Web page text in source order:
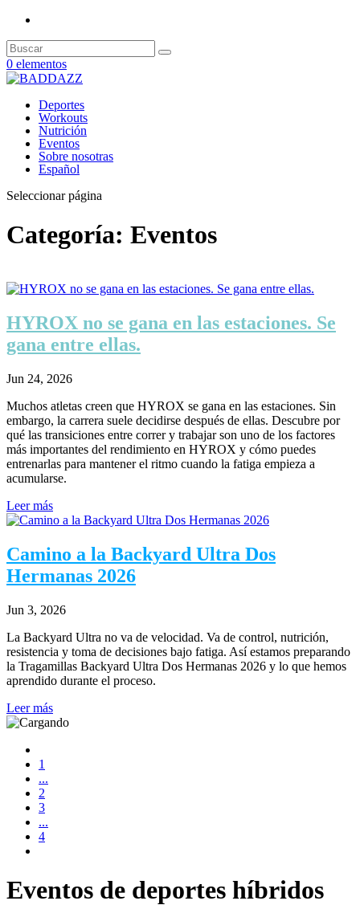
0 elementos
Deportes
Workouts
Nutrición
Eventos
Sobre nosotras
Español
Seleccionar página
Categoría: Eventos
HYROX no se gana en las estaciones. Se
gana entre ellas.
Jun 24, 2026
Muchos atletas creen que HYROX se gana en las estaciones. Sin
embargo, la carrera suele decidirse después de ellas. Descubre por
qué las transiciones entre correr y trabajar son uno de los factores
más importantes del rendimiento en HYROX y cómo puedes
entrenarlas para mantener el ritmo cuando la fatiga empieza a
acumularse.
Leer más
Camino a la Backyard Ultra Dos
Hermanas 2026
Jun 3, 2026
La Backyard Ultra no va de velocidad. Va de control, nutrición,
resistencia y toma de decisiones bajo fatiga. Así estamos preparando
la Tragamillas Backyard Ultra Dos Hermanas 2026 y lo que hemos
aprendido durante el proceso.
Leer más
1
...
2
3
...
4
Eventos de deportes híbridos